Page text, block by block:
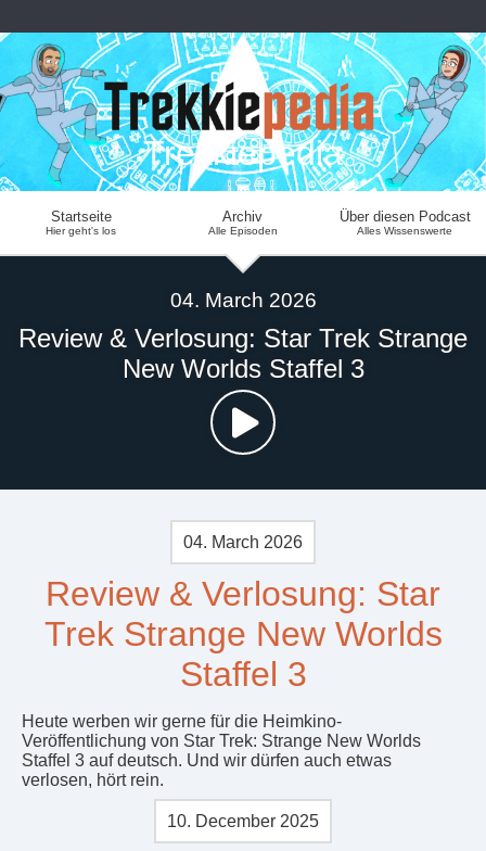
Trekkiepedia
Startseite
Hier geht's los
Archiv
Alle Episoden
Über diesen Podcast
Alles Wissenswerte
04. March 2026
Review & Verlosung: Star Trek Strange
New Worlds Staffel 3
04. March 2026
Review & Verlosung: Star
Trek Strange New Worlds
Staffel 3
Heute werben wir gerne für die Heimkino-
Veröffentlichung von Star Trek: Strange New Worlds
Staffel 3 auf deutsch. Und wir dürfen auch etwas
verlosen, hört rein.
10. December 2025